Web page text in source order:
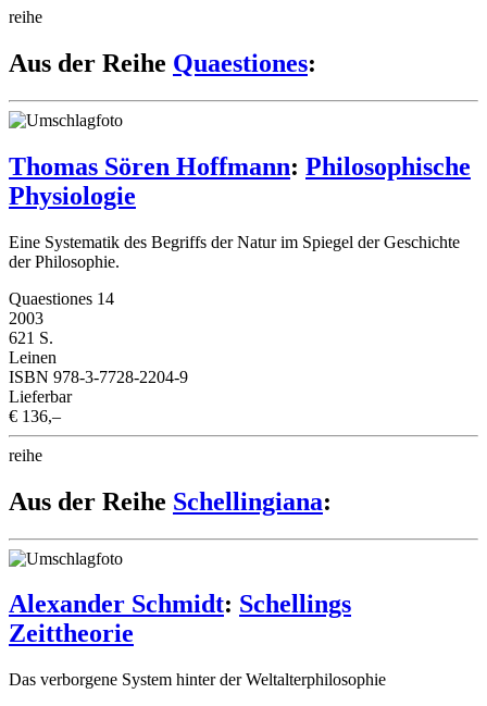
reihe
Aus der Reihe Quaestiones:
Thomas Sören Hoffmann: Philosophische
Physiologie
Eine Systematik des Begriffs der Natur im Spiegel der Geschichte
der Philosophie.
Quaestiones 14
2003
621 S.
Leinen
ISBN 978-3-7728-2204-9
Lieferbar
€ 136,–
reihe
Aus der Reihe Schellingiana:
Alexander Schmidt: Schellings
Zeittheorie
Das verborgene System hinter der Weltalterphilosophie